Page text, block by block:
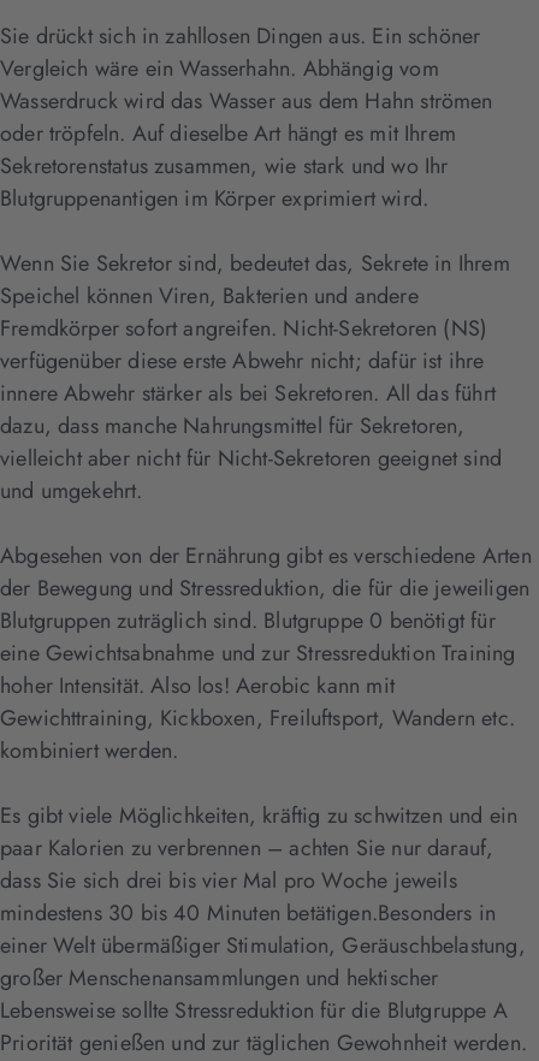
Sie drückt sich in zahllosen Dingen aus. Ein schöner
Vergleich wäre ein Wasserhahn. Abhängig vom
Wasserdruck wird das Wasser aus dem Hahn strömen
oder tröpfeln. Auf dieselbe Art hängt es mit Ihrem
Sekretorenstatus zusammen, wie stark und wo Ihr
Blutgruppenantigen im Körper exprimiert wird.
Wenn Sie Sekretor sind, bedeutet das, Sekrete in Ihrem
Speichel können Viren, Bakterien und andere
Fremdkörper sofort angreifen. Nicht-Sekretoren (NS)
verfügenüber diese erste Abwehr nicht; dafür ist ihre
innere Abwehr stärker als bei Sekretoren. All das führt
dazu, dass manche Nahrungsmittel für Sekretoren,
vielleicht aber nicht für Nicht-Sekretoren geeignet sind
und umgekehrt.
Abgesehen von der Ernährung gibt es verschiedene Arten
der Bewegung und Stressreduktion, die für die jeweiligen
Blutgruppen zuträglich sind. Blutgruppe 0 benötigt für
eine Gewichtsabnahme und zur Stressreduktion Training
hoher Intensität. Also los! Aerobic kann mit
Gewichttraining, Kickboxen, Freiluftsport, Wandern etc.
kombiniert werden.
Es gibt viele Möglichkeiten, kräftig zu schwitzen und ein
paar Kalorien zu verbrennen – achten Sie nur darauf,
dass Sie sich drei bis vier Mal pro Woche jeweils
mindestens 30 bis 40 Minuten betätigen.Besonders in
einer Welt übermäßiger Stimulation, Geräuschbelastung,
großer Menschenansammlungen und hektischer
Lebensweise sollte Stressreduktion für die Blutgruppe A
Priorität genießen und zur täglichen Gewohnheit werden.